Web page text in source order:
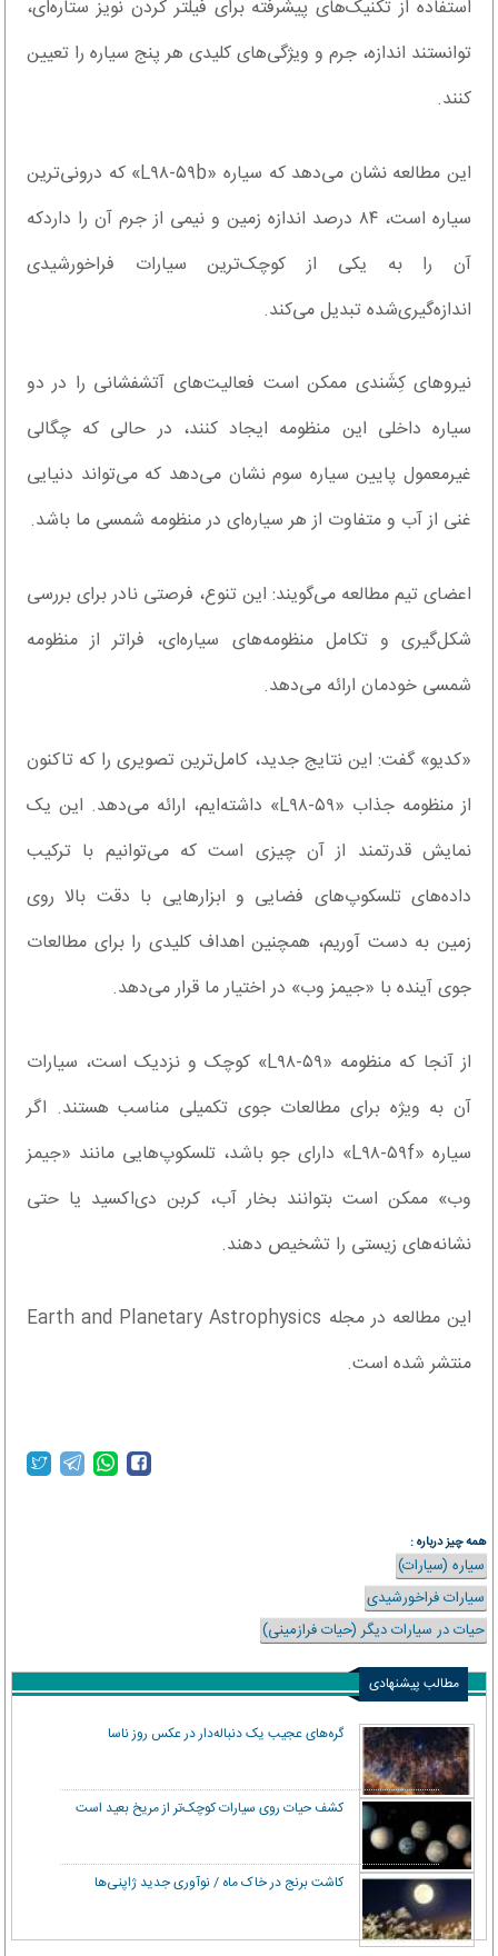
استفاده از تکنیک‌های پیشرفته برای فیلتر کردن نویز ستاره‌ای،
توانستند اندازه، جرم و ویژگی‌های کلیدی هر پنج سیاره را تعیین
کنند.
این مطالعه نشان می‌دهد که سیاره «L۹۸-۵۹b» که درونی‌ترین
سیاره است، ۸۴ درصد اندازه زمین و نیمی از جرم آن را داردکه
آن را به یکی از کوچک‌ترین سیارات فراخورشیدی
اندازه‌گیری‌شده تبدیل می‌کند.
نیروهای کِشَندی ممکن است فعالیت‌های آتشفشانی را در دو
سیاره داخلی این منظومه ایجاد کنند، در حالی که چگالی
غیرمعمول پایین سیاره سوم نشان می‌دهد که می‌تواند دنیایی
غنی از آب و متفاوت از هر سیاره‌ای در منظومه شمسی ما باشد.
اعضای تیم مطالعه می‌گویند: این تنوع، فرصتی نادر برای بررسی
شکل‌گیری و تکامل منظومه‌های سیاره‌ای، فراتر از منظومه
شمسی خودمان ارائه می‌دهد.
«کدیو» گفت: این نتایج جدید، کامل‌ترین تصویری را که تاکنون
از منظومه جذاب «L۹۸-۵۹» داشته‌ایم، ارائه می‌دهد. این یک
نمایش قدرتمند از آن چیزی است که می‌توانیم با ترکیب
داده‌های تلسکوپ‌های فضایی و ابزارهایی با دقت بالا روی
زمین به دست آوریم، همچنین اهداف کلیدی را برای مطالعات
جوی آینده با «جیمز وب» در اختیار ما قرار می‌دهد.
از آنجا که منظومه «L۹۸-۵۹» کوچک و نزدیک است، سیارات
آن به ویژه برای مطالعات جوی تکمیلی مناسب هستند. اگر
سیاره «L۹۸-۵۹f» دارای جو باشد، تلسکوپ‌هایی مانند «جیمز
وب» ممکن است بتوانند بخار آب، کربن دی‌اکسید یا حتی
نشانه‌های زیستی را تشخیص دهند.
این مطالعه در مجله Earth and Planetary Astrophysics
منتشر شده است.
همه چیز درباره :
سیاره (سیارات)
سیارات فراخورشیدی
حیات در سیارات دیگر (حیات فرازمینی)
مطالب پیشنهادی
گره‌های عجیب یک دنباله‌دار در عکس روز ناسا
کشف حیات روی سیارات کوچک‌تر از مریخ بعید است
کاشت برنج در خاک ماه / نوآوری جدید ژاپنی‌ها